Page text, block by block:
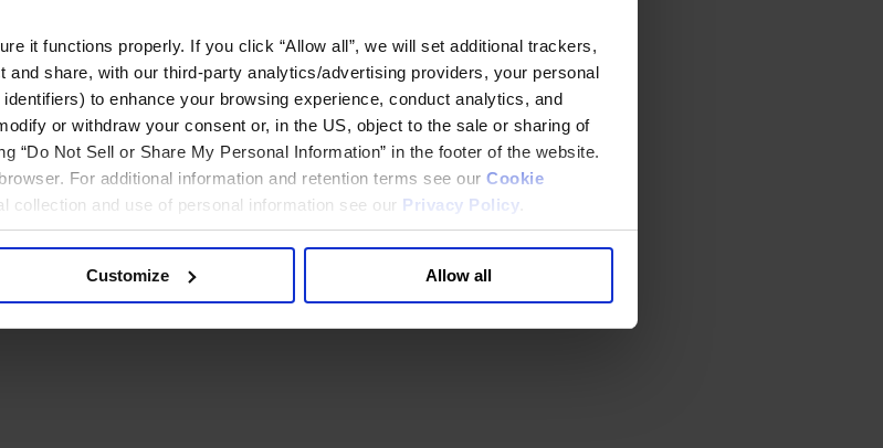
it functions properly. If you click “Allow all”, we will set additional trackers,
and share, with our third-party analytics/advertising providers, your personal
to enhance your browsing experience, conduct analytics, and
or withdraw your consent or, in the US, object to the sale or sharing of
“Do Not Sell or Share My Personal Information” in the footer of the website.
For additional information and retention terms see our Cookie
collection and use of personal information see our Privacy Policy
Customize Allow all